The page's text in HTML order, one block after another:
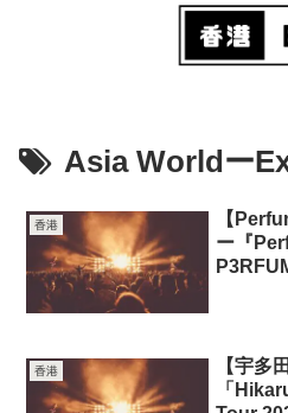
Asia Worldー
香港
【
ー『
香港
【宇多
「